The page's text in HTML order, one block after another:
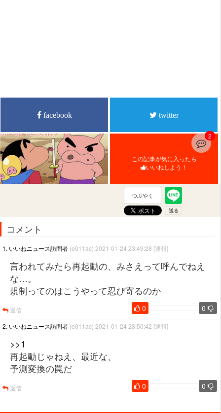
facebook twitter
この記事が気に入ったら
いいねしよう！
つぶやく
コメント
2
1. いいねニュース訪問者 (e011ac) 2021-01-24 23:49:28 [通報]
言われてみたら再起動の、みさえって呼んでねえ
な…。
規制ってのはこうやって忍び寄るのか
0 0
返信
2. いいねニュース訪問者 (e011ac) 2021-01-24 23:50:42 [通報]
>>1
再起動じゃねえ、最近な、
予測変換の罠だ
0 0
返信